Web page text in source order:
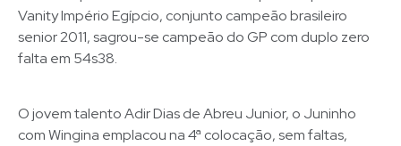
Vanity Império Egípcio, conjunto campeão brasileiro
senior 2011, sagrou-se campeão do GP com duplo zero
falta em 54s38.
O jovem talento Adir Dias de Abreu Junior, o Juninho
com Wingina emplacou na 4ª colocação, sem faltas,